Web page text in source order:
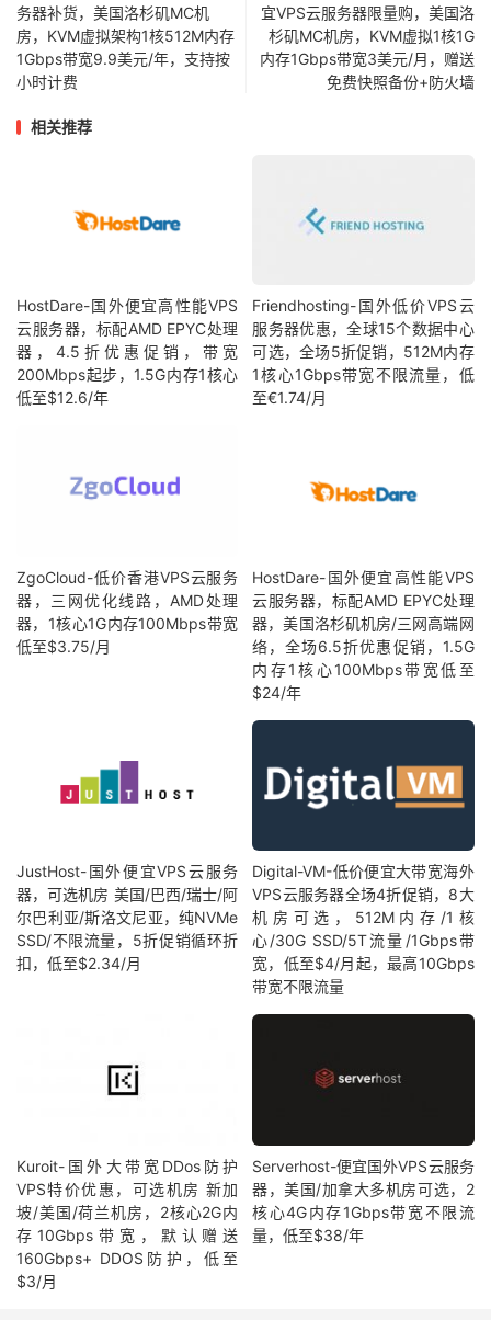
务器补货，美国洛杉矶MC机
房，KVM虚拟架构1核512M内存
1Gbps带宽9.9美元/年，支持按
小时计费
宜VPS云服务器限量购，美国洛
杉矶MC机房，KVM虚拟1核1G
内存1Gbps带宽3美元/月，赠送
免费快照备份+防火墙
相关推荐
HostDare-国外便宜高性能VPS
云服务器，标配AMD EPYC处理
器，4.5折优惠促销，带宽
200Mbps起步，1.5G内存1核心
低至$12.6/年
Friendhosting-国外低价VPS云
服务器优惠，全球15个数据中心
可选，全场5折促销，512M内存
1核心1Gbps带宽不限流量，低
至€1.74/月
ZgoCloud-低价香港VPS云服务
器，三网优化线路，AMD处理
器，1核心1G内存100Mbps带宽
低至$3.75/月
HostDare-国外便宜高性能VPS
云服务器，标配AMD EPYC处理
器，美国洛杉矶机房/三网高端网
络，全场6.5折优惠促销，1.5G
内存1核心100Mbps带宽低至
$24/年
JustHost-国外便宜VPS云服务
器，可选机房 美国/巴西/瑞士/阿
尔巴利亚/斯洛文尼亚，纯NVMe
SSD/不限流量，5折促销循环折
扣，低至$2.34/月
Digital-VM-低价便宜大带宽海外
VPS云服务器全场4折促销，8大
机房可选，512M内存/1核
心/30G SSD/5T流量/1Gbps带
宽，低至$4/月起，最高10Gbps
带宽不限流量
Kuroit-国外大带宽DDos防护
VPS特价优惠，可选机房 新加
坡/美国/荷兰机房，2核心2G内
存10Gbps带宽，默认赠送
160Gbps+ DDOS防护，低至
$3/月
Serverhost-便宜国外VPS云服务
器，美国/加拿大多机房可选，2
核心4G内存1Gbps带宽不限流
量，低至$38/年